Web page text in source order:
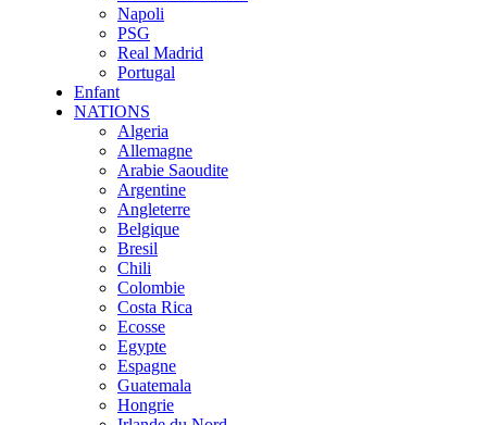
Napoli
PSG
Real Madrid
Portugal
Enfant
NATIONS
Algeria
Allemagne
Arabie Saoudite
Argentine
Angleterre
Belgique
Bresil
Chili
Colombie
Costa Rica
Ecosse
Egypte
Espagne
Guatemala
Hongrie